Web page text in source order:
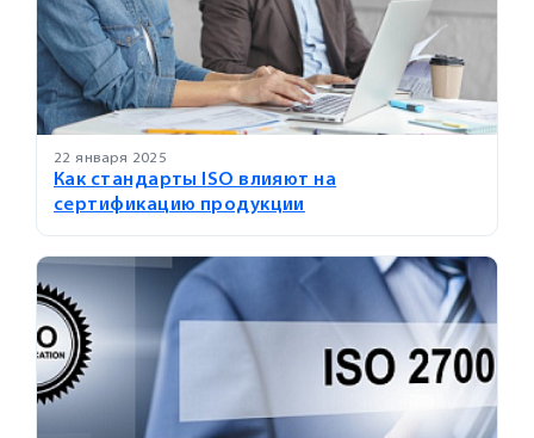
22 января 2025
Как стандарты ISO влияют на
сертификацию продукции